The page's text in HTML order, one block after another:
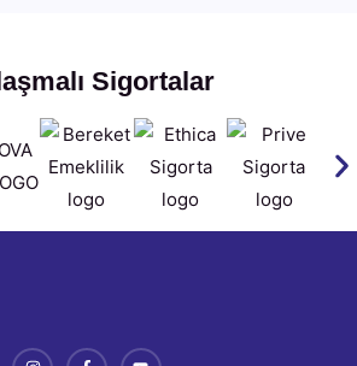
Sigortalar